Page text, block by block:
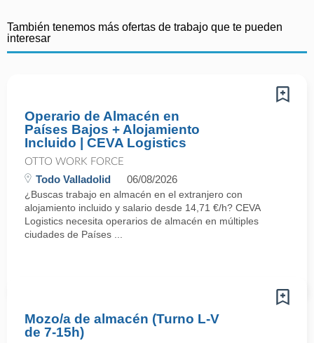
También tenemos más ofertas de trabajo que te pueden
interesar
Operario de Almacén en
Países Bajos + Alojamiento
Incluido | CEVA Logistics
OTTO WORK FORCE
Todo Valladolid 06/08/2026
¿Buscas trabajo en almacén en el extranjero con
alojamiento incluido y salario desde 14,71 €/h? CEVA
Logistics necesita operarios de almacén en múltiples
ciudades de Países ...
Mozo/a de almacén (Turno L-V
de 7-15h)